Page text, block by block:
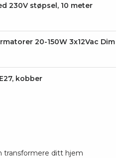
230V støpsel, 10 meter
20-150W 3x12Vac Dim
kobber
transformere ditt hjem